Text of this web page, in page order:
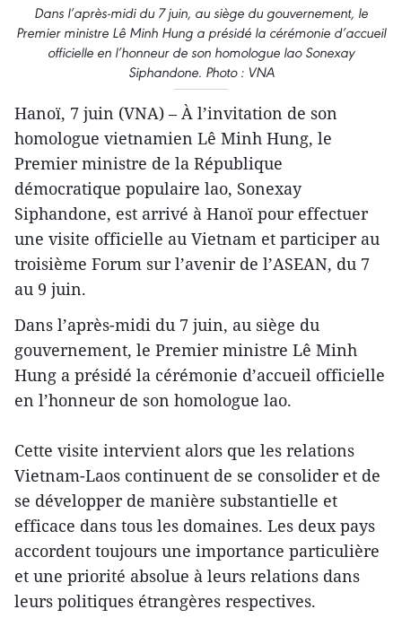
Dans l’après-midi du 7 juin, au siège du gouvernement, le
Premier ministre Lê Minh Hung a présidé la cérémonie d’accueil
officielle en l’honneur de son homologue lao Sonexay
Siphandone. Photo : VNA
Hanoï, 7 juin (VNA) – À l’invitation de son
homologue vietnamien Lê Minh Hung, le
Premier ministre de la République
démocratique populaire lao, Sonexay
Siphandone, est arrivé à Hanoï pour effectuer
une visite officielle au Vietnam et participer au
troisième Forum sur l’avenir de l’ASEAN, du 7
au 9 juin.
Dans l’après-midi du 7 juin, au siège du
gouvernement, le Premier ministre Lê Minh
Hung a présidé la cérémonie d’accueil officielle
en l’honneur de son homologue lao.
Cette visite intervient alors que les relations
Vietnam-Laos continuent de se consolider et de
se développer de manière substantielle et
efficace dans tous les domaines. Les deux pays
accordent toujours une importance particulière
et une priorité absolue à leurs relations dans
leurs politiques étrangères respectives.